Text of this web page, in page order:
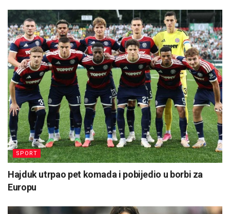
SPORT
Hajduk utrpao pet komada i pobijedio u borbi za
Europu